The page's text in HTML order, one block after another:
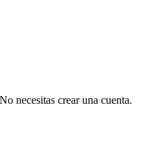
necesitas crear una cuenta.